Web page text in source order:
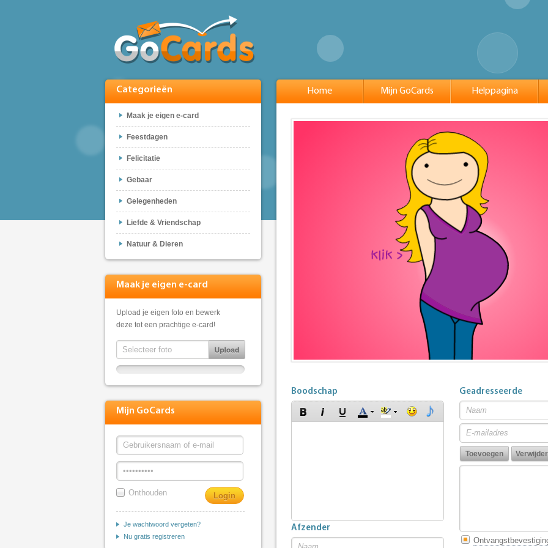
Categorieën
Maak je eigen e-card
Feestdagen
Felicitatie
Gebaar
Gelegenheden
Liefde & Vriendschap
Natuur & Dieren
Maak je eigen e-card
Upload je eigen foto en bewerk
deze tot een prachtige e-card!
Mijn GoCards
Onthouden
Je wachtwoord vergeten?
Nu gratis registreren
Home Mijn GoCards Helppagina
Boodschap
Afzender
Geadresseerde